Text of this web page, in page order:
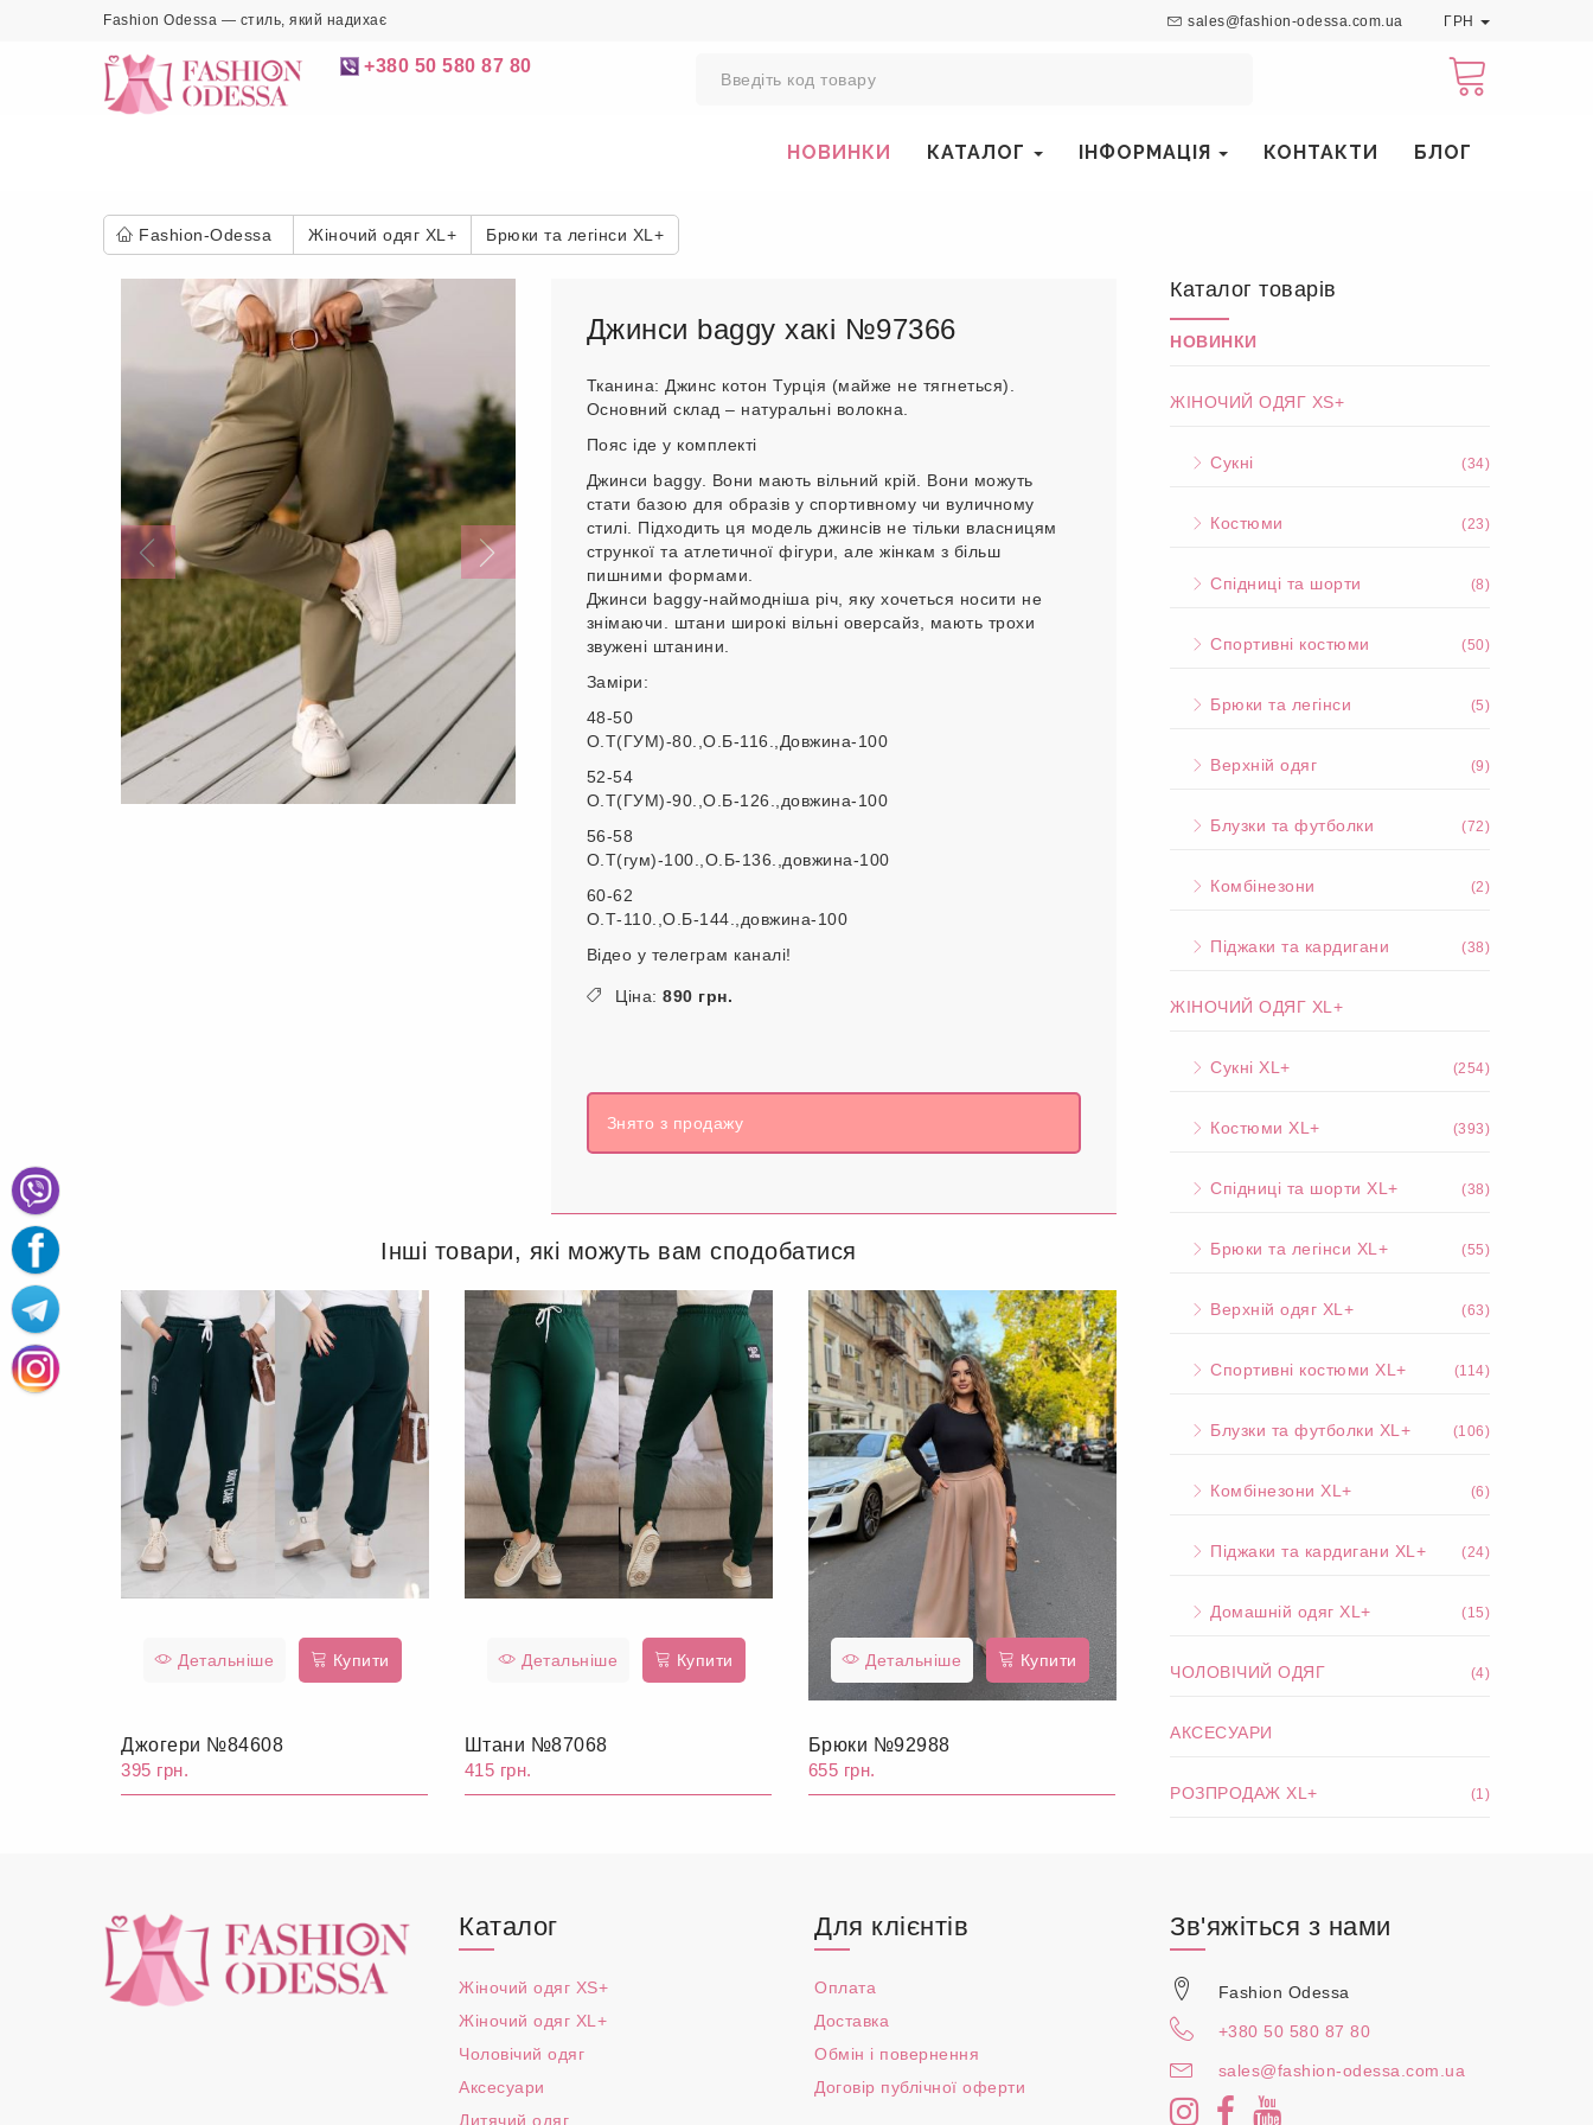
Fashion Odessa — стиль, який надихає sales@fashion-odessa.com.ua ГРН
+380 50 580 87 80
НОВИНКИ КАТАЛОГ ІНФОРМАЦІЯ КОНТАКТИ БЛОГ
Fashion-Odessa Жіночий одяг XL+ Брюки та легінси XL+
Джинси baggy хакі №97366
Тканина: Джинс котон Турція (майже не тягнеться).
Основний склад – натуральні волокна.
Пояс іде у комплекті
Джинси baggy. Вони мають вільний крій. Вони можуть
стати базою для образів у спортивному чи вуличному
стилі. Підходить ця модель джинсів не тільки власницям
стрункої та атлетичної фігури, але жінкам з більш
пишними формами.
Джинси baggy-наймодніша річ, яку хочеться носити не
знімаючи. штани широкі вільні оверсайз, мають трохи
звужені штанини.
Заміри:
48-50
О.Т(ГУМ)-80.,О.Б-116.,Довжина-100
52-54
О.Т(ГУМ)-90.,О.Б-126.,довжина-100
56-58
О.Т(гум)-100.,О.Б-136.,довжина-100
60-62
О.Т-110.,О.Б-144.,довжина-100
Відео у телеграм каналі!
Ціна: 890 грн.
Знято з продажу
Інші товари, які можуть вам сподобатися
Детальніше Купити
Джогери №84608
395 грн.
Детальніше Купити
Штани №87068
415 грн.
Детальніше Купити
Брюки №92988
655 грн.
Каталог товарів
НОВИНКИ
ЖІНОЧИЙ ОДЯГ XS+
Сукні (34)
Костюми (23)
Спідниці та шорти (8)
Спортивні костюми (50)
Брюки та легінси (5)
Верхній одяг (9)
Блузки та футболки (72)
Комбінезони (2)
Піджаки та кардигани (38)
ЖІНОЧИЙ ОДЯГ XL+
Сукні XL+ (254)
Костюми XL+ (393)
Спідниці та шорти XL+ (38)
Брюки та легінси XL+ (55)
Верхній одяг XL+ (63)
Спортивні костюми XL+ (114)
Блузки та футболки XL+ (106)
Комбінезони XL+ (6)
Піджаки та кардигани XL+ (24)
Домашній одяг XL+ (15)
ЧОЛОВІЧИЙ ОДЯГ (4)
АКСЕСУАРИ
РОЗПРОДАЖ XL+ (1)
Каталог
Жіночий одяг XS+
Жіночий одяг XL+
Чоловічий одяг
Аксесуари
Дитячий одяг
Для клієнтів
Оплата
Доставка
Обмін і повернення
Договір публічної оферти
Зв'яжіться з нами
Fashion Odessa
+380 50 580 87 80
sales@fashion-odessa.com.ua